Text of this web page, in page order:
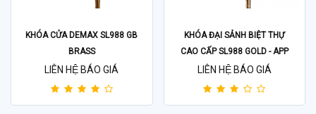
KHÓA CỬA DEMAX SL988 GB
BRASS
LIÊN HỆ BÁO GIÁ
KHÓA ĐẠI SẢNH BIỆT THỰ
CAO CẤP SL988 GOLD - APP
WIFI
LIÊN HỆ BÁO GIÁ